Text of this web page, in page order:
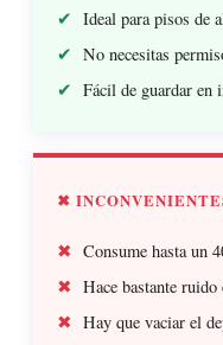
Ideal para pisos de
No necesitas
Fácil de guardar en
✖
Consume hasta un
Hace bastante
Hay que vaciar el